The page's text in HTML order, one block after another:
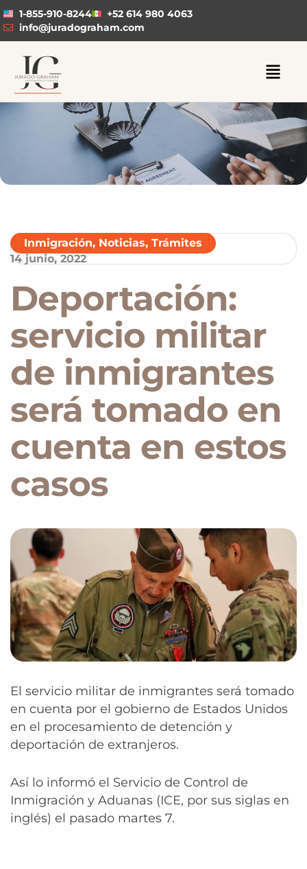
1-855-910-8244
+52 614 980 4063
info@juradograham.com
Inmigración, Noticias, Trámites
14 junio, 2022
Deportación:
servicio militar
de inmigrantes
será tomado en
cuenta en estos
casos
El servicio militar de inmigrantes será tomado
en cuenta por el gobierno de Estados Unidos
en el procesamiento de detención y
deportación de extranjeros.
Así lo informó el Servicio de Control de
Inmigración y Aduanas (ICE, por sus siglas en
inglés) el pasado martes 7.